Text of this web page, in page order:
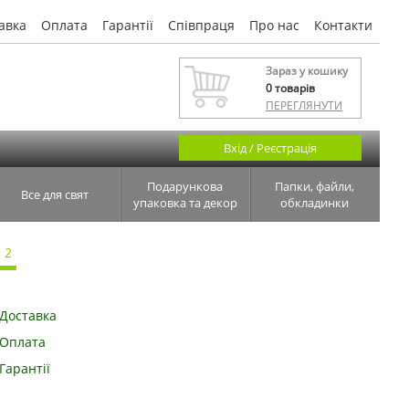
Оплата Гарантії Співпраця Про нас Контакти
Зараз у кошику
0товарів
ПЕРЕГЛЯНУТИ
Вхід / Реєстрація
Все для свят
Подарункова
упаковка та декор
Папки, файли,
обкладинки
2
Доставка
Оплата
Гарантії